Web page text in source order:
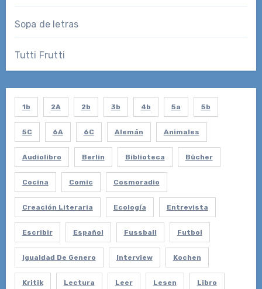
Sopa de letras
Tutti Frutti
1b 2A 2b 3b 4b 5a 5b
5C 6A 6C Alemán Animales
Audiolibro Berlin Biblioteca Bücher
Cocina Comic Cosmoradio
Creación Literaria Ecología Entrevista
Escribir Español Fussball Futbol
Igualdad De Genero Interview Kochen
Kritik Lectura Leer Lesen Libro